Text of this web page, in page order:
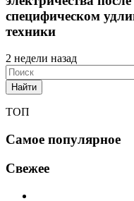
специфическом
техники
2 недели назад
Найти
ТОП
Самое популярное
Свежее